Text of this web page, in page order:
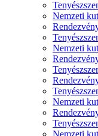
Nemzeti
Nemzeti
Nemzeti
Nemzeti